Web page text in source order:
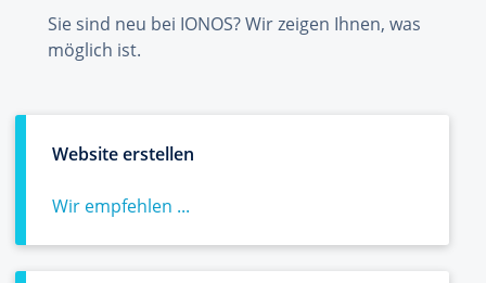
Sie sind neu bei IONOS? Wir zeigen Ihnen, was
möglich ist.
Website erstellen
Wir empfehlen ...